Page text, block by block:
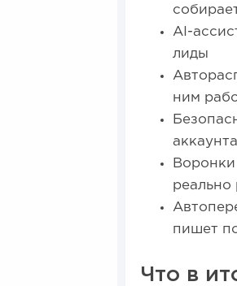
AI-
лиды
ним
реально
пишет
Что в